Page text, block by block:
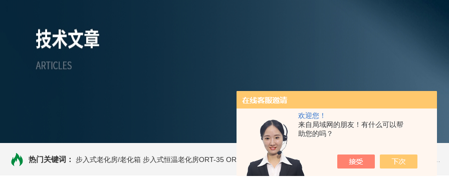
欢迎您！
来自局域网的朋友！有什么可以帮
助您的吗？
热门关键词： 步入式老化房/老化箱 步入式恒温老化房ORT-35 ORT-20高温老化房 ORT-66步入式老化房 ORT-35高温老化房